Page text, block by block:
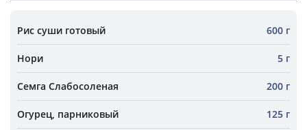
Рис суши готовый 600 г
Нори 5 г
Семга Слабосоленая 200 г
Огурец, парниковый 125 г